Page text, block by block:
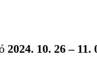
2024. 10. 26 – 11.